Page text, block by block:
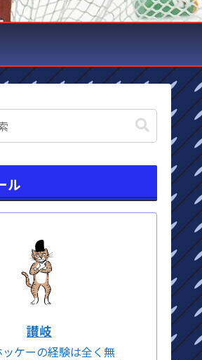
ル
讃岐
ケーの経験は全く無